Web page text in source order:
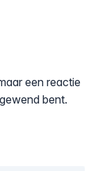
een reactie
bent.